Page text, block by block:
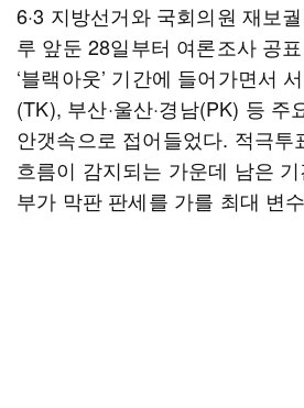
6·3 지방선거와 국회의원 재보
루 앞둔 28일부터 여론조사 공
‘블랙아웃’ 기간에 들어가면서
(TK), 부산·울산·경남(PK) 등 주
안갯속으로 접어들었다. 적극투
흐름이 감지되는 가운데 남은
부가 막판 판세를 가를 최대 변